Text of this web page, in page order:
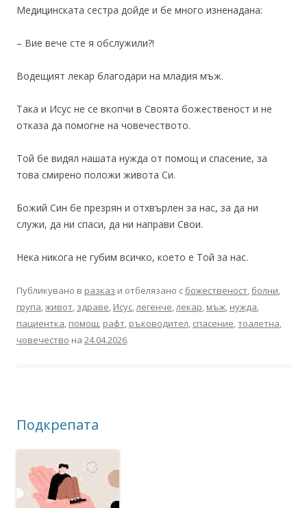
Медицинската сестра дойде и бе много изненадана:
– Вие вече сте я обслужили?!
Водещият лекар благодари на младия мъж.
Така и Исус не се вкопчи в Своята божественост и не
отказа да помогне на човечеството.
Той бе видял нашата нужда от помощ и спасение, за
това смирено положи живота Си.
Божий Син бе презрян и отхвърлен за нас, за да ни
служи, да ни спаси, да ни направи Свои.
Нека никога не губим всичко, което е Той за нас.
Публикувано в разказ и отбелязано с божественост, болни,
група,живот, здраве, Исус,легенче,лекар, мъж, нужда,
пациентка, помощ, рафт, ръководител, спасение,тоалетна,
човечество на 24.04.2026.
Подкрепата